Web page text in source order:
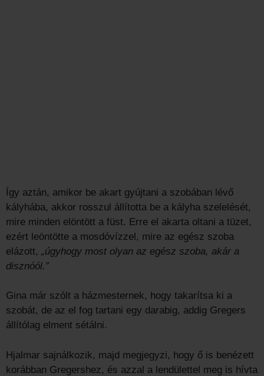
Így aztán, amikor be akart gyújtani a szobában lévő
kályhába, akkor rosszul állította be a kályha szelelését,
mire minden elöntött a füst. Erre el akarta oltani a tüzet,
ezért leöntötte a mosdóvízzel, mire az egész szoba
elázott, „úgyhogy most olyan az egész szoba, akár a
disznóól.”
Gina már szólt a házmesternek, hogy takarítsa ki a
szobát, de az el fog tartani egy darabig, addig Gregers
állítólag elment sétálni.
Hjalmar sajnálkozik, majd megjegyzi, hogy ő is benézett
korábban Gregershez, és azzal a lendülettel meg is hívta